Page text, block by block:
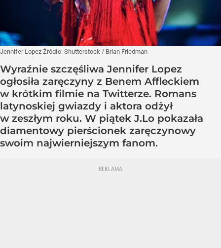
Jennifer Lopez Źródło: Shutterstock / Brian Friedman
Wyraźnie szczęśliwa Jennifer Lopez
ogłosiła zaręczyny z Benem Affleckiem
w krótkim filmie na Twitterze. Romans
latynoskiej gwiazdy i aktora odżył
w zeszłym roku. W piątek J.Lo pokazała
diamentowy pierścionek zaręczynowy
swoim najwierniejszym fanom.